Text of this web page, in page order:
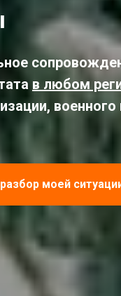
в любом
моей